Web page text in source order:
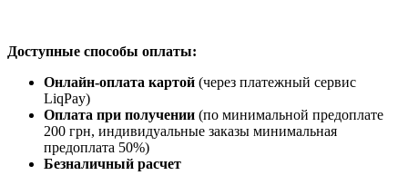
Доступные способы оплаты:
Онлайн-оплата картой (через платежный сервис
LiqPay)
Оплата при получении (по минимальной предоплате
200 грн, индивидуальные заказы минимальная
предоплата 50%)
Безналичный расчет